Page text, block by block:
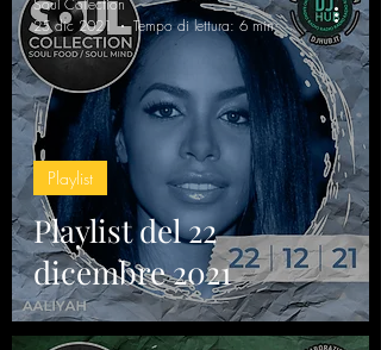
Playlist del 22
dicembre 2021
Playlist
Soul Collection
25 dic 2021
Tempo di lettura: 6 min